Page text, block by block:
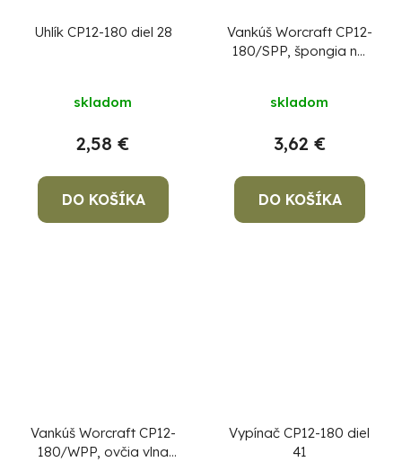
Uhlík CP12-180 diel 28
skladom
2,58 €
DO KOŠÍKA
Vankúš Worcraft CP12-
180/SPP, špongia na
skladom
3,62 €
DO KOŠÍKA
Vankúš Worcraft CP12-
180/WPP, ovčia vlna
Vypínač CP12-180 diel
41